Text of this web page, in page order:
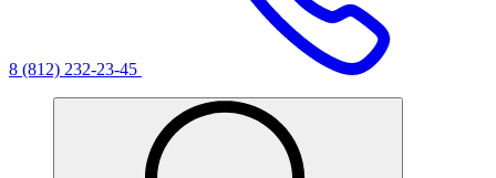
8 (812) 232-23-45